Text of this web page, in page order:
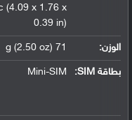
(4.09 x 1.76 x
0.39 in)
الوزن: 71 g (2.50 oz)
بطاقة SIM: Mini-SIM